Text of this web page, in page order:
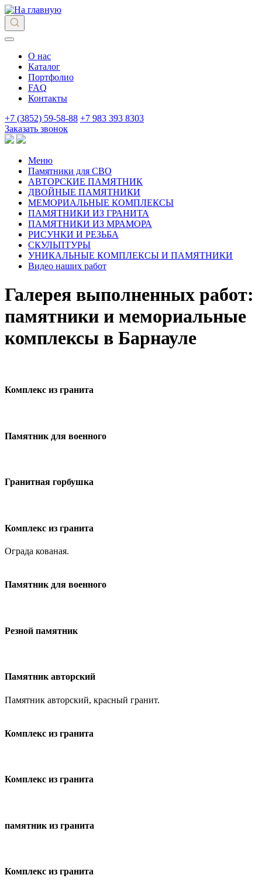
О нас
Каталог
Портфолио
FAQ
Контакты
+7 (3852) 59-58-88 +7 983 393 8303
Заказать звонок
Меню
Памятники для СВО
АВТОРСКИЕ ПАМЯТНИК
ДВОЙНЫЕ ПАМЯТНИКИ
МЕМОРИАЛЬНЫЕ КОМПЛЕКСЫ
ПАМЯТНИКИ ИЗ ГРАНИТА
ПАМЯТНИКИ ИЗ МРАМОРА
РИСУНКИ И РЕЗЬБА
СКУЛЬПТУРЫ
УНИКАЛЬНЫЕ КОМПЛЕКСЫ И ПАМЯТНИКИ
Видео наших работ
Галерея выполненных работ:
памятники и мемориальные
комплексы в Барнауле
Комплекс из гранита
Памятник для военного
Гранитная горбушка
Комплекс из гранита
Ограда кованая.
Памятник для военного
Резной памятник
Памятник авторский
Памятник авторский, красный гранит.
Комплекс из гранита
Комплекс из гранита
памятник из гранита
Комплекс из гранита